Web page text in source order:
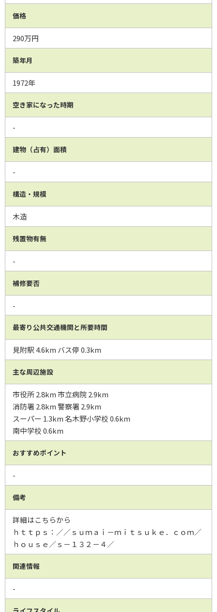
価格
290万円
築年月
1972年
空き家になった時期
-
建物（占有）面積
-
構造・規模
木造
残置物有無
-
補修要否
-
最寄り公共交通機関と所要時間
見附駅 4.6km バス停 0.3km
主な周辺施設
市役所 2.8km 市立病院 2.9km
消防署 2.8km 警察署 2.9km
スーパー 1.3km 名木野小学校 0.6km
南中学校 0.6km
おすすめポイント
-
備考
詳細はこちらから
ｈｔｔｐｓ：／／ｓｕｍａｉ－ｍｉｔｓｕｋｅ．ｃｏｍ／
ｈｏｕｓｅ／ｓ－１３２－４／
関連情報
-